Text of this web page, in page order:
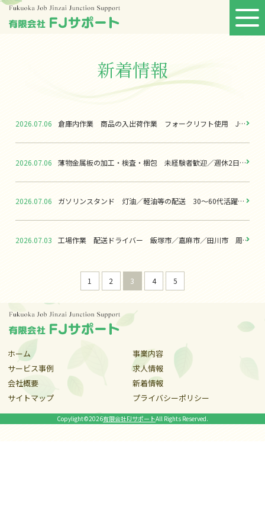
新着情報
2026.07.06 倉庫内作業 商品の入出荷作業 フォークリフト使用 JA関係施設 飯塚市／嘉麻市
2026.07.06 薄物金属板の加工・検査・梱包 未経験者歓迎／週休2日 長期雇用派遣 嘉麻市
2026.07.06 ガソリンスタンド 灯油／軽油等の配送 30～60代活躍中 嘉麻市／飯塚市
2026.07.03 工場作業 配送ドライバー 飯塚市／嘉麻市／田川市 周辺地区
1 2 3 4 5
ホーム
事業内容
サービス事例
求人情報
会社概要
新着情報
サイトマップ
プライバシーポリシー
Copylight©2026有限会社FJサポートAll Rights Reserved.